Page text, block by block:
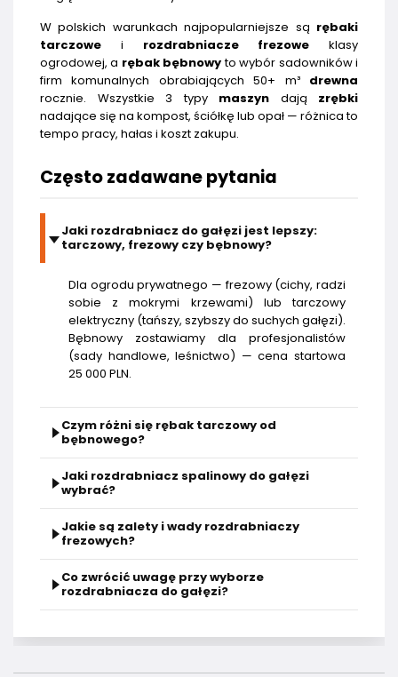
W polskich warunkach najpopularniejsze są rębaki
tarczowe i rozdrabniacze frezowe klasy
ogrodowej, a rębak bębnowyto wybór sadowników i
firm komunalnych obrabiających 50+ m³ drewna
rocznie. Wszystkie 3 typy maszyn dają zrębki
nadające się na kompost, ściółkę lub opał — różnica to
tempo pracy, hałas i koszt zakupu.
Często zadawane pytania
Jaki rozdrabniacz do gałęzi jest lepszy:
tarczowy, frezowy czy bębnowy?
Dla ogrodu prywatnego — frezowy (cichy, radzi
sobie z mokrymi krzewami) lub tarczowy
elektryczny (tańszy, szybszy do suchych gałęzi).
Bębnowy zostawiamy dla profesjonalistów
(sady handlowe, leśnictwo) — cena startowa
25 000 PLN.
Czym różni się rębak tarczowy od
bębnowego?
Jaki rozdrabniacz spalinowy do gałęzi
wybrać?
Jakie są zalety i wady rozdrabniaczy
frezowych?
Co zwrócić uwagę przy wyborze
rozdrabniacza do gałęzi?